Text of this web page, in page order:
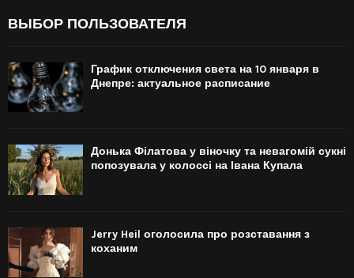
ВЫБОР ПОЛЬЗОВАТЕЛЯ
График отключения света на 10 января в
Днепре: актуальное расписание
Донька Філатова у віночку та невагомій сукні
попозувала у колоссі на Івана Купала
Jerry Heil оголосила про розставання з
коханим